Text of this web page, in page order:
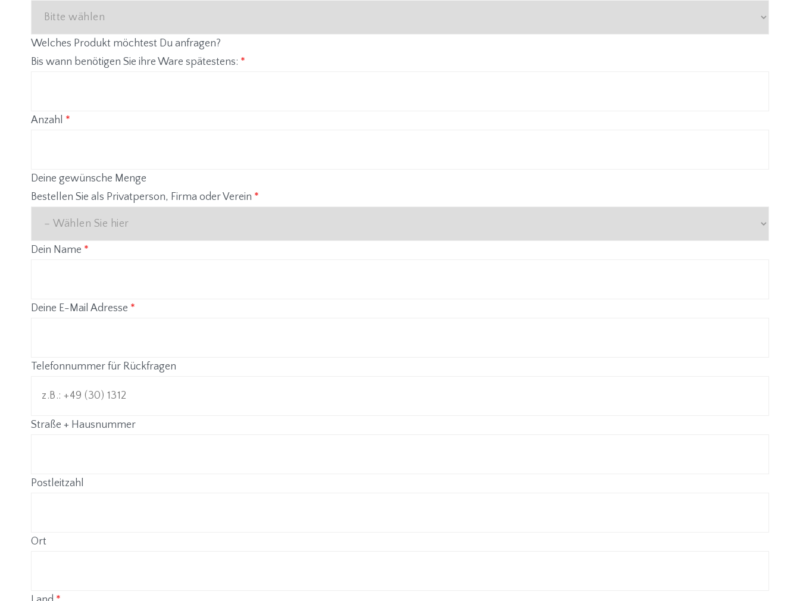
Welches Produkt möchtest Du anfragen?
Bis wann benötigen Sie ihre Ware spätestens: *
Anzahl *
Deine gewünsche Menge
Bestellen Sie als Privatperson, Firma oder Verein *
Dein Name *
Deine E-Mail Adresse *
Telefonnummer für Rückfragen
Straße + Hausnummer
Postleitzahl
Ort